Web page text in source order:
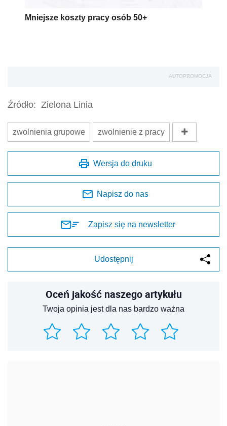
Mniejsze koszty pracy osób 50+
AUTOPROMOCJA
Źródło: Zielona Linia
zwolnienia grupowe zwolnienie z pracy
Wersja do druku
Napisz do nas
Zapisz się na newsletter
Udostępnij
Oceń jakość naszego artykułu
Twoja opinia jest dla nas bardzo ważna